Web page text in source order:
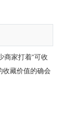
商家打着“可收
收藏价值的确会